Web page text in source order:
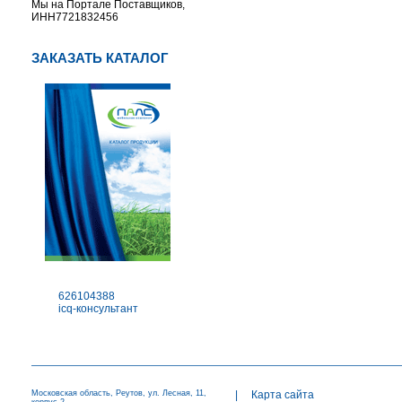
Мы на Портале Поставщиков,
ИНН7721832456
ЗАКАЗАТЬ КАТАЛОГ
626104388
icq-консультант
Московская область, Реутов, ул. Лесная, 11,
Карта сайта